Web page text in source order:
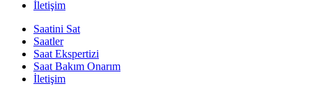
İletişim
Saatini Sat
Saatler
Saat Ekspertizi
Saat Bakım Onarım
İletişim